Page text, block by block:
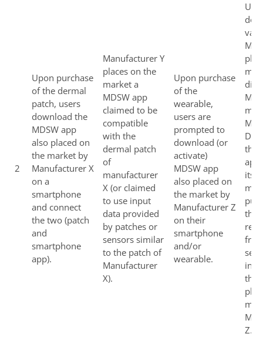
2
Upon purchase
of the dermal
patch, users
download the
MDSW app
also placed on
the market by
Manufacturer X
on a
smartphone
and connect
the two (patch
and
smartphone
app).
Manufacturer Y
places on the
market a
MDSW app
claimed to be
compatible
with the
dermal patch
of
manufacturer
X (or claimed
to use input
data provided
by patches or
sensors similar
to the patch of
Manufacturer
X).
Upon purchase
of the
wearable,
users are
prompted to
download (or
activate)
MDSW app
also placed on
the market by
Manufacturer Z
on their
smartphone
and/or
wearable.
D
app
its
the
Z.